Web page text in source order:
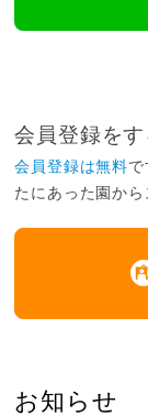
会員登録をす
会員登録は無料で
たにあった園から
お知らせ